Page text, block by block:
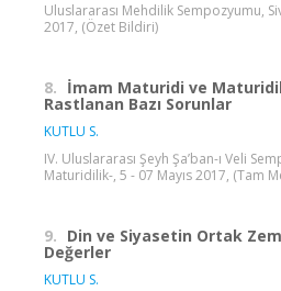
Uluslararası Mehdilik Sempozyumu,
2017, (Özet Bildiri)
8. İmam Maturidi ve
Rastlanan Bazı Sorunlar
KUTLU S.
IV. Uluslararası Şeyh Şa’ban-ı Veli
Maturidilik-, 5 - 07 Mayıs 2017, (Tam
9. Din ve Siyasetin Ortak
Değerler
KUTLU S.